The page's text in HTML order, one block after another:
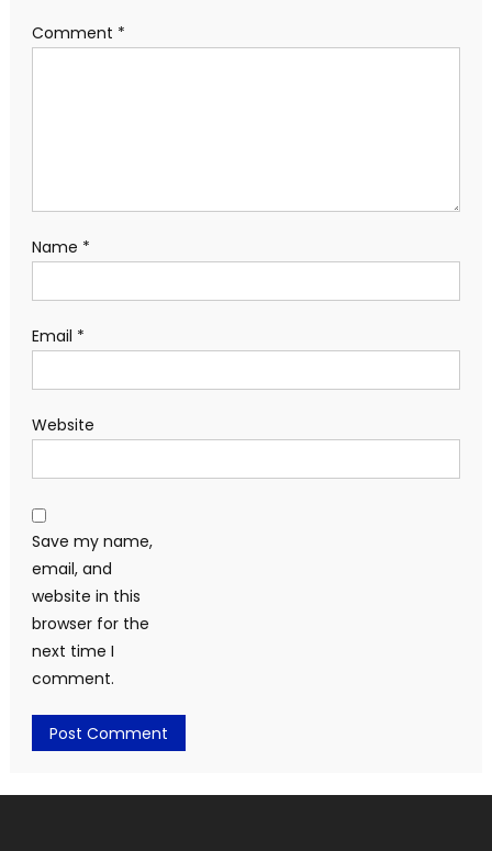
Comment *
Name *
Email *
Website
Save my name,
email, and
website in this
browser for the
next time I
comment.